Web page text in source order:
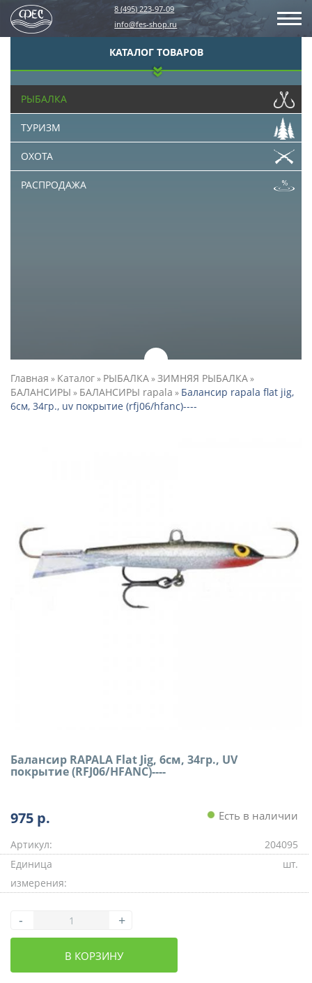
8 (495) 223-97-09
info@fes-shop.ru
КАТАЛОГ ТОВАРОВ
РЫБАЛКА
ТУРИЗМ
ОХОТА
РАСПРОДАЖА
Главная » Каталог» РЫБАЛКА»ЗИМНЯЯ РЫБАЛКА»
БАЛАНСИРЫ » БАЛАНСИРЫ rapala » Балансир rapala flat jig,
6см, 34гр., uv покрытие (rfj06/hfanc)----
Балансир RAPALA Flat Jig, 6см, 34гр., UV
покрытие (RFJ06/HFANC)----
975 р. Есть в наличии
Артикул:
204095
Единица
измерения:
шт.
- +
В КОРЗИНУ